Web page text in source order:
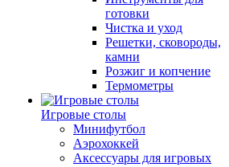
готовки
Чистка и уход
Решетки, сковороды,
камни
Розжиг и копчение
Термометры
Игровые столы
Минифутбол
Аэрохоккей
Аксессуары для игровых